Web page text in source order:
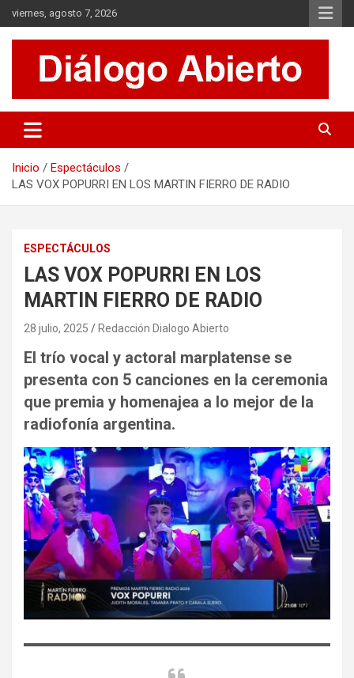
Saltar
al
contenido
viernes, agosto 7, 2026
Diálogo Abierto
Se tratan diversos temas de actualidad buscando hacer un
aporte a la sociedad, brindando información relevante de lo que
Inicio
Espectáculos
LAS VOX POPURRI EN LOS MARTIN FIERRO DE RADIO
ESPECTÁCULOS
LAS VOX POPURRI EN LOS
MARTIN FIERRO DE RADIO
28 julio, 2025 Redacción Dialogo Abierto
El trío vocal y actoral marplatense se
presenta con 5 canciones en la ceremonia
que premia y homenajea a lo mejor de la
radiofonía argentina.